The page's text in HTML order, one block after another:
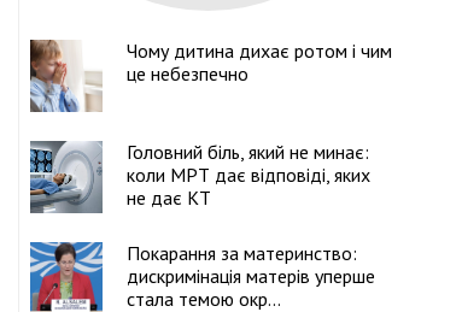
Чому дитина дихає ротом і чим
це небезпечно
Головний біль, який не минає:
коли МРТ дає відповіді, яких
не дає КТ
Покарання за материнство:
дискримінація матерів уперше
стала темою окр...